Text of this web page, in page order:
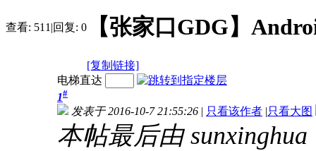
查看: 511 |回复: 0 【张家口GDG】
[复制链接]
电梯直达
1#
发表于 2016-10-7 21:55:26 | 只看该作者 |只看大图
本帖最后由